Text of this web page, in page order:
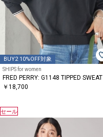
BUY2 10%OFF対象
SHIPS for women
FRED PERRY: G1148 TIPPED SWEAT
￥18,700
セール